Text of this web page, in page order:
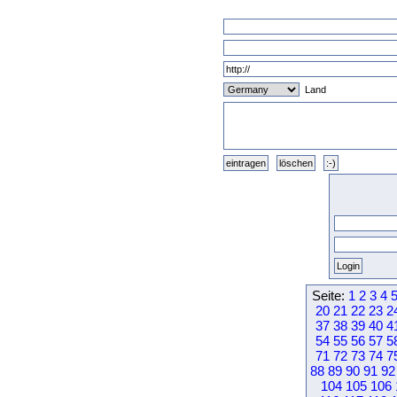
Land
Seite: 1 2 3 4 5
20 21 22 23
37 38 39 40
54 55 56 57
71 72 73 74
88 89 90 91 92
104 105 106